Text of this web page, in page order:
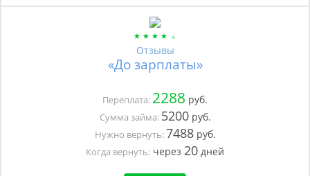
Отзывы
«До зарплаты»
Переплата: 2288 руб.
Сумма займа: 5200руб.
Нужно вернуть:7488руб.
Когда вернуть: через 20 дней